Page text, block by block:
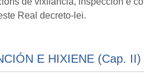
Real decreto-lei.
E HIXIENE (Cap. II)